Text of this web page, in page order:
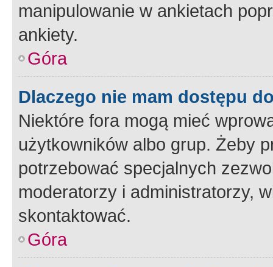
manipulowanie w ankietach
ankiety.
Góra
Dlaczego nie mam dostępu
Niektóre fora mogą mieć
użytkowników albo grup. Żeby
potrzebować specjalnych
moderatorzy i administratorzy,
skontaktować.
Góra